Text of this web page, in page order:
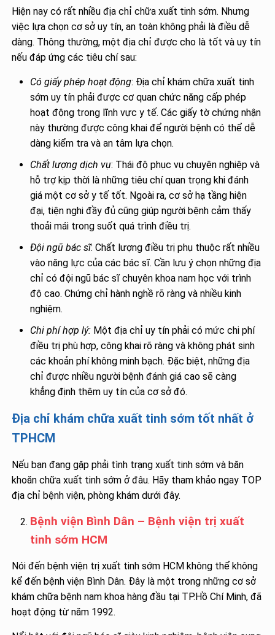
Hiện nay có rất nhiều địa chỉ chữa xuất tinh sớm. Nhưng
việc lựa chọn cơ sở uy tín, an toàn không phải là điều dễ
dàng. Thông thường, một địa chỉ được cho là tốt và uy tín
nếu đáp ứng các tiêu chí sau:
Có giấy phép hoạt động: Địa chỉ khám chữa xuất tinh
sớm uy tín phải được cơ quan chức năng cấp phép
hoạt động trong lĩnh vực y tế. Các giấy tờ chứng nhận
này thường được công khai để người bệnh có thể dễ
dàng kiểm tra và an tâm lựa chọn.
Chất lượng dịch vụ: Thái độ phục vụ chuyên nghiệp và
hỗ trợ kịp thời là những tiêu chí quan trọng khi đánh
giá một cơ sở y tế tốt. Ngoài ra, cơ sở hạ tầng hiện
đại, tiện nghi đầy đủ cũng giúp người bệnh cảm thấy
thoải mái trong suốt quá trình điều trị.
Đội ngũ bác sĩ: Chất lượng điều trị phụ thuộc rất nhiều
vào năng lực của các bác sĩ. Cần lưu ý chọn những địa
chỉ có đội ngũ bác sĩ chuyên khoa nam học với trình
độ cao. Chứng chỉ hành nghề rõ ràng và nhiều kinh
nghiệm.
Chi phí hợp lý: Một địa chỉ uy tín phải có mức chi phí
điều trị phù hợp, công khai rõ ràng và không phát sinh
các khoản phí không minh bạch. Đặc biệt, những địa
chỉ được nhiều người bệnh đánh giá cao sẽ càng
khẳng định thêm uy tín của cơ sở đó.
Địa chỉ khám chữa xuất tinh sớm tốt nhất ở
TPHCM
Nếu bạn đang gặp phải tình trạng xuất tinh sớm và băn
khoăn chữa xuất tinh sớm ở đâu. Hãy tham khảo ngay TOP
địa chỉ bệnh viện, phòng khám dưới đây.
Bệnh viện Bình Dân – Bệnh viện trị xuất
tinh sớm HCM
Nói đến bệnh viện trị xuất tinh sớm HCM không thể không
kể đến bệnh viện Bình Dân. Đây là một trong những cơ sở
khám chữa bệnh nam khoa hàng đầu tại TP.Hồ Chí Minh, đã
hoạt động từ năm 1992.